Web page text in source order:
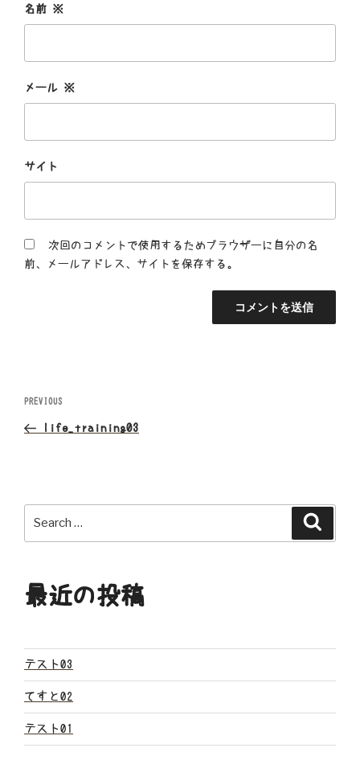
名前 ※
メール ※
サイト
次回のコメントで使用するためブラウザーに自分の名
前、メールアドレス、サイトを保存する。
投
稿
ビ
ゲ
シ
ン
Previous
Post
PREVIOUS
life_training03
最近の投稿
テスト03
てすと02
テスト01